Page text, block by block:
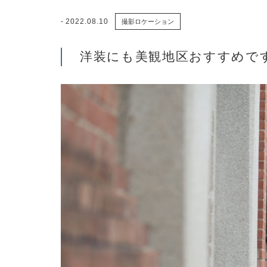
2022.08.10 撮影ロケーション
洋装にも美観地区おすすめで